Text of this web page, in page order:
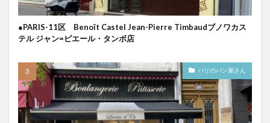
●PARIS-11区 Benoît Castel Jean-Pierre Timbaudブノワカス
テル ジャン=ピエール・タンボ店
パリのパン屋さん